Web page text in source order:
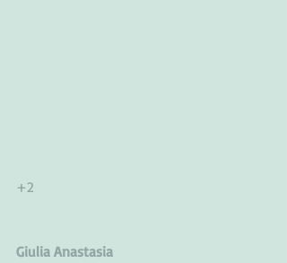
+2
Giulia Anastasia